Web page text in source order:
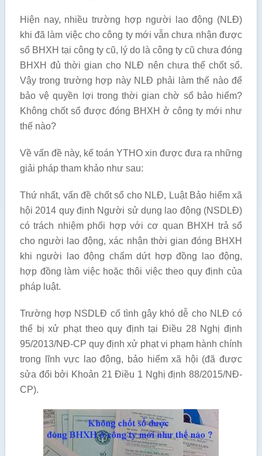
Hiện nay, nhiều trường hợp người lao động (NLĐ)
khi đã làm việc cho công ty mới vẫn chưa nhận được
sổ BHXH tại công ty cũ, lý do là công ty cũ chưa đóng
BHXH đủ thời gian cho NLĐ nên chưa thể chốt sổ.
Vậy trong trường hợp này NLĐ phải làm thế nào để
bảo vệ quyền lợi trong thời gian chờ sổ bảo hiểm?
Không chốt sổ được đóng BHXH ở công ty mới như
thế nào?
Về vấn đề này, kế toán YTHO xin được đưa ra những
giải pháp tham khảo như sau:
Thứ nhất, vấn đề chốt sổ cho NLĐ, Luật Bảo hiểm xã
hội 2014 quy định Người sử dụng lao động (NSDLĐ)
có trách nhiệm phối hợp với cơ quan BHXH trả sổ
cho người lao động, xác nhận thời gian đóng BHXH
khi người lao động chấm dứt hợp đồng lao động,
hợp đồng làm việc hoặc thôi việc theo quy định của
pháp luật.
Trường hợp NSDLĐ cố tình gây khó dễ cho NLĐ có
thể bị xử phạt theo quy định tại Điều 28 Nghị định
95/2013/NĐ-CP quy định xử phạt vi phạm hành chính
trong lĩnh vực lao động, bảo hiểm xã hội (đã được
sửa đổi bởi Khoản 21 Điều 1 Nghị định 88/2015/NĐ-
CP).